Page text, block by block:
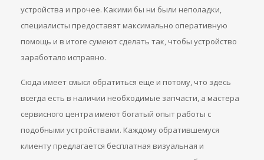
устройства и прочее. Какими бы ни были неполадки,
специалисты предоставят максимально оперативную
помощь и в итоге сумеют сделать так, чтобы устройство
заработало исправно.
Сюда имеет смысл обратиться еще и потому, что здесь
всегда есть в наличии необходимые запчасти, а мастера
сервисного центра имеют богатый опыт работы с
подобными устройствами. Каждому обратившемуся
клиенту предлагается бесплатная визуальная и